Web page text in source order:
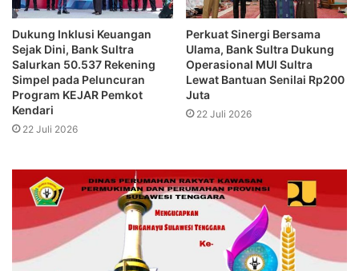
Dukung Inklusi Keuangan
Sejak Dini, Bank Sultra
Salurkan 50.537 Rekening
Simpel pada Peluncuran
Program KEJAR Pemkot
Kendari
22 Juli 2026
Perkuat Sinergi Bersama
Ulama, Bank Sultra Dukung
Operasional MUI Sultra
Lewat Bantuan Senilai Rp200
Juta
22 Juli 2026